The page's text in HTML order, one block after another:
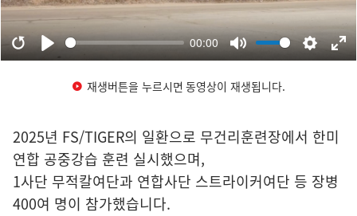
재생버튼을 누르시면 동영상이 재생됩니다.
2025년 FS/TIGER의 일환으로 무건리훈련장에서 한미
연합 공중강습 훈련 실시했으며,
1사단 무적칼여단과 연합사단 스트라이커여단 등 장병
400여 명이 참가했습니다.